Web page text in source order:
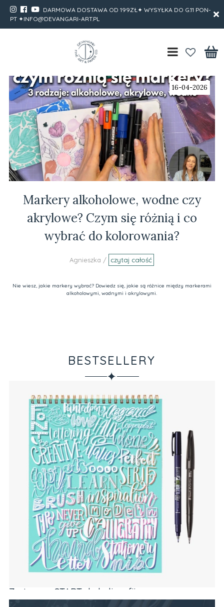
DARMOWA DOSTAWA OD 199ZŁ✦ WYSYŁKA DO G.11 PON-
PT ✦INFO@DEVANGARI-ART.PL
16-04-2026
Markery alkoholowe, wodne czy
akrylowe? Czym się różnią i co
wybrać do kolorowania?
Agnieszka / czytaj całość
Nie wiesz, jakie markery wybrać? Dowiedz się, jakie są różnice między markerami
alkoholowymi, wodnymi i akrylowymi.
BESTSELLERY
✦
Zeszyt z ćwiczeniami do brush letteringu
PODSTAWY (alfabet, codzienne frazy)